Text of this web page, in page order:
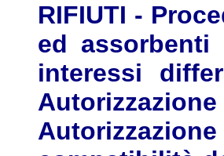
RIFIUTI -
ed assorbenti
interessi